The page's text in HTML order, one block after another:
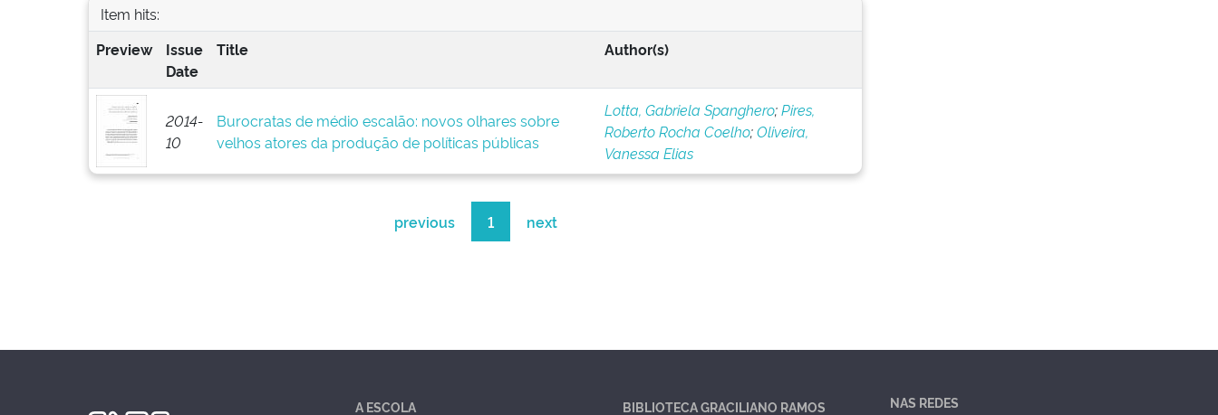
Item hits:
Preview
Issue
Date
Title Author(s)
2014-
10
Burocratas de médio escalão: novos olhares sobre
velhos atores da produção de políticas públicas
Lotta, Gabriela Spanghero;Pires,
Roberto Rocha Coelho;Oliveira,
Vanessa Elias
previous 1 next
A ESCOLA BIBLIOTECA GRACILIANO RAMOS NAS REDES